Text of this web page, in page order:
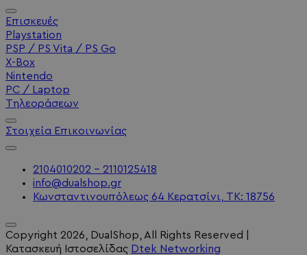
Επισκευές
Playstation
PSP / PS Vita / PS Go
X-Box
Nintendo
PC / Laptop
Τηλεοράσεων
Στοιχεία Επικοινωνίας
2104010202 - 2110125418
info@dualshop.gr
Κωνσταντινουπόλεως 64 Κερατσίνι, ΤΚ: 18756
Copyright 2026 , DualShop, All Rights Reserved
Κατασκευή Ιστοσελίδας Dtek Networking